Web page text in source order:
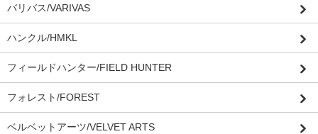
バリバス/VARIVAS
ハンクル/HMKL
フィールドハンター/FIELD HUNTER
フォレスト/FOREST
ベルベットアーツ/VELVET ARTS